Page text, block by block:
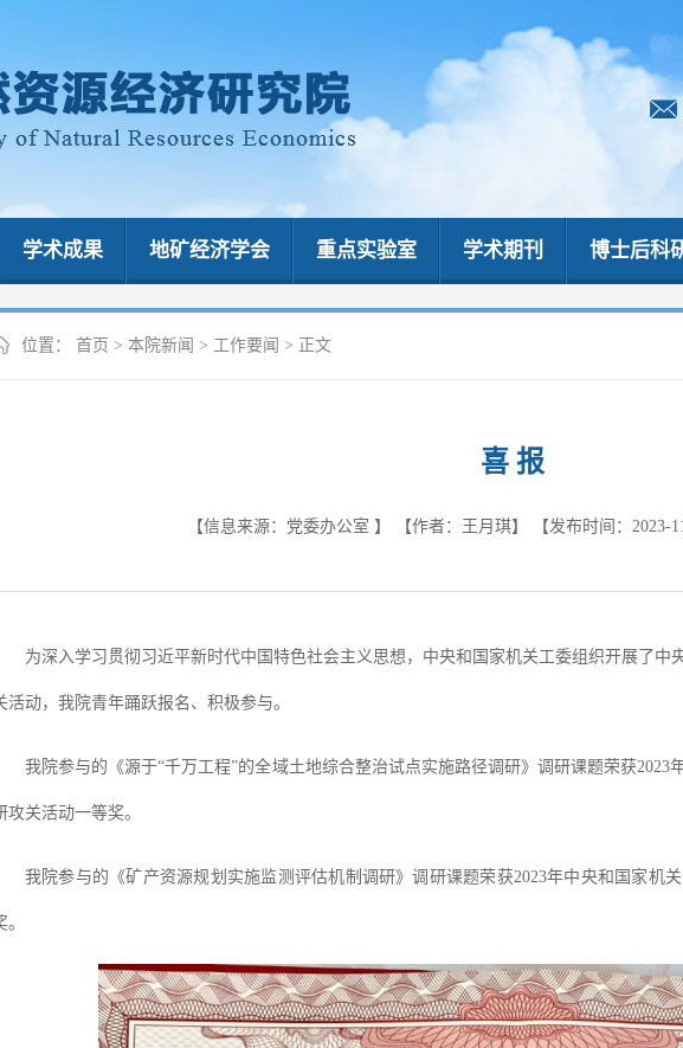
学术成果 地矿经济学会 重点实验室 学术期刊 博士后科
位置： 首页 > 本院新闻 > 工作要闻 > 正文
喜 报
【信息来源：党委办公室 】 【作者：王月琪】 【发布时间：2023-
为深入学习贯彻习近平新时代中国特色社会主义思想，中央和国家机关工委组织开展了中
活动，我院青年踊跃报名、积极参与。
我院参与的《源于“千万工程”的全域土地综合整治试点实施路径调研》调研课题荣获2023
攻关活动一等奖。
我院参与的《矿产资源规划实施监测评估机制调研》调研课题荣获2023年中央和国家机
。